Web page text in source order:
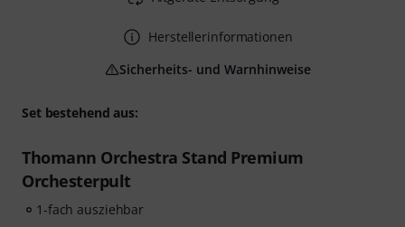
Set bestehend aus:
Thomann Orchestra Stand Premium
Orchesterpult
1-fach ausziehbar
Herstellerinformationen
Sicherheits- und Warnhinweise